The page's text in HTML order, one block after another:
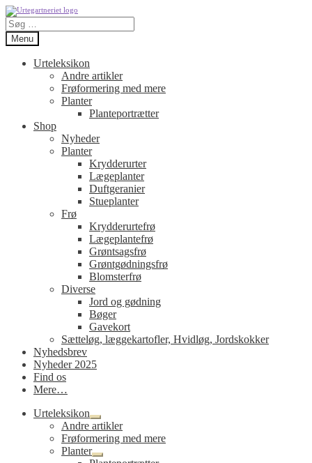
Spring
til
navigation
Spring
til
indhold
Søg
efter:
Menu
Urteleksikon
Andre artikler
Frøformering med mere
Planter
Planteportrætter
Shop
Nyheder
Planter
Krydderurter
Lægeplanter
Duftgeranier
Stueplanter
Frø
Krydderurtefrø
Lægeplantefrø
Grøntsagsfrø
Grøntgødningsfrø
Blomsterfrø
Diverse
Jord og gødning
Bøger
Gavekort
Sætteløg, læggekartofler, Hvidløg, Jordskokker
Nyhedsbrev
Nyheder 2025
Find os
Mere…
Urteleksikon
Udfold
undermenu
Andre artikler
Frøformering med mere
Planter
Udfold